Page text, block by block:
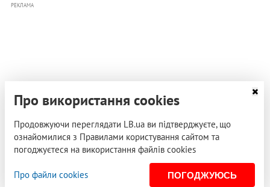
РЕКЛАМА
Про використання cookies
Продовжуючи переглядати LB.ua ви підтверджуєте, що
ознайомилися з Правилами користування сайтом та
погоджуєтеся на використання файлів cookies
Про файли cookies ПОГОДЖУЮСЬ